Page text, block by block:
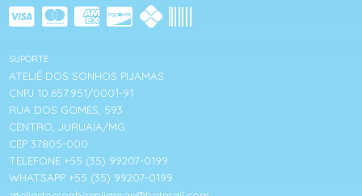
SUPORTE
ATELIÊ DOS SONHOS PIJAMAS
CNPJ 10.657.951/0001-91
RUA DOS GOMES, 593
CENTRO, JURUAIA/MG
CEP 37805-000
TELEFONE +55 (35) 99207-0199
WHATSAPP +55 (35) 99207-0199